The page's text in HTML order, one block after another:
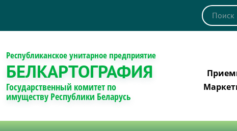
Республиканское унитарное предприятие
БЕЛКАРТОГРАФИЯ
Государственный комитет по
имуществу Республики Беларусь